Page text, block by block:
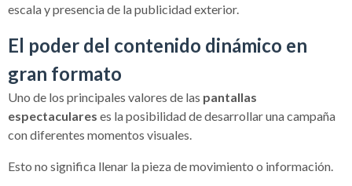
escala y presencia de la publicidad exterior.
El poder del contenido dinámico en
gran formato
Uno de los principales valores de las pantallas
espectaculares es la posibilidad de desarrollar una campaña
con diferentes momentos visuales.
Esto no significa llenar la pieza de movimiento o información.